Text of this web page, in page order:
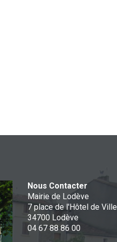
Nous Contacter
Mairie de Lodève
7 place de l'Hôtel de Ville
34700 Lodève
04 67 88 86 00